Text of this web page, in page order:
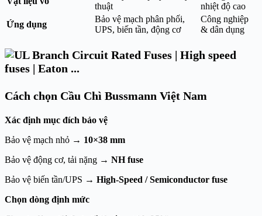
thuật
nhiệt độ cao
Ứng dụng
Bảo vệ mạch phân phối,
UPS, biến tần, động cơ
Công nghiệp
& dân dụng
Cách chọn Cầu Chì Bussmann Việt Nam
Xác định mục đích bảo vệ
Bảo vệ mạch nhỏ → 10×38 mm
Bảo vệ động cơ, tải nặng → NH fuse
Bảo vệ biến tần/UPS → High-Speed / Semiconductor fuse
Chọn dòng định mức